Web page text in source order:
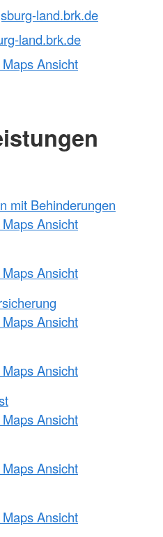
land.brk.de
land.brk.de
Ansicht
mit Behinderungen
Ansicht
Ansicht
Ansicht
Ansicht
Ansicht
Ansicht
Ansicht